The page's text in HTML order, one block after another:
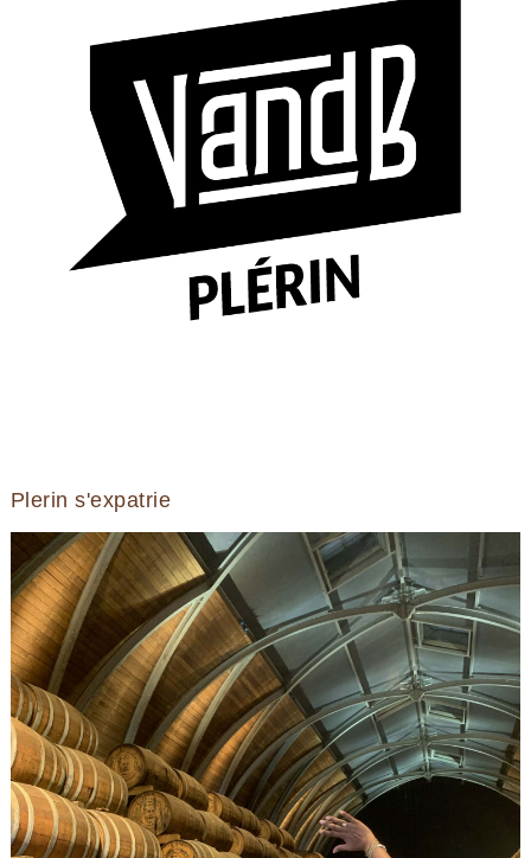
Plerin s'expatrie